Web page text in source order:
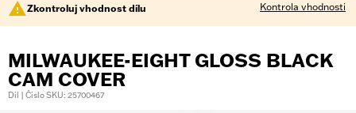
Zkontroluj vhodnost dílu Kontrola vhodnosti
MILWAUKEE-EIGHT GLOSS BLACK
CAM COVER
Díl | Číslo SKU: 25700467